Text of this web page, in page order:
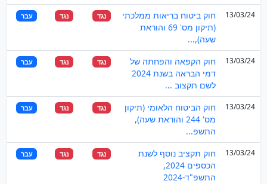
13/03/24
חוק ביטוח בריאות ממלכתי
(תיקון מס' 69 והוראת
שעה),...
נגד נגד עבר
13/03/24
חוק הקפאה והפחתה של
דמי הבראה בשנת 2024
לשם תקצוב ...
נגד נגד עבר
13/03/24
חוק הביטוח הלאומי (תיקון
מס' 244 והוראת שעה),
התשפ...
נגד נגד עבר
13/03/24
חוק תקציב נוסף לשנת
הכספים 2024,
התשפ"ד-2024
נגד נגד עבר